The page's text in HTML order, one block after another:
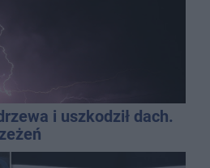
i uszkodził dach.